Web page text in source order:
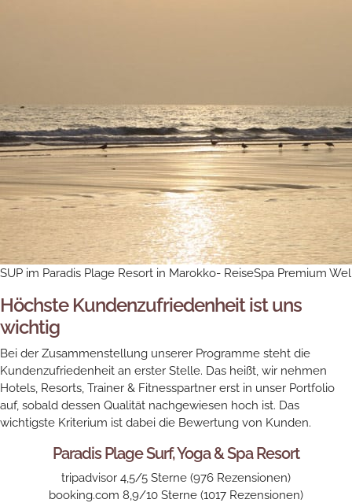
SUP im Paradis Plage Resort in Marokko- ReiseSpa Premium
Höchste Kundenzufriedenheit ist uns
wichtig
Bei der Zusammenstellung unserer Programme steht die
Kundenzufriedenheit an erster Stelle. Das heißt, wir nehmen
Hotels, Resorts, Trainer & Fitnesspartner erst in unser Portfolio
auf, sobald dessen Qualität nachgewiesen hoch ist. Das
wichtigste Kriterium ist dabei die Bewertung von Kunden.
Paradis Plage Surf, Yoga & Spa Resort
tripadvisor 4,5/5 Sterne (976 Rezensionen)
booking.com 8,9/10 Sterne (1017 Rezensionen)